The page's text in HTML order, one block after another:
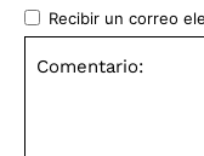
Recibir un correo